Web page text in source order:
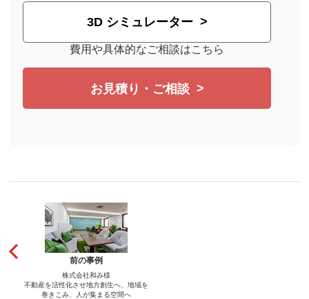
3D シミュレーター
費用や具体的なご相談はこちら
お見積り・ご相談
前の事例
株式会社和み様
不動産を活性化させ地方創生へ、地域を
巻きこみ、人が集まる空間へ